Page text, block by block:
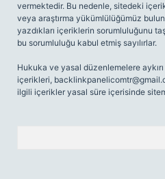
vermektedir. Bu nedenle, sitedeki
veya araştırma yükümlülüğümüz
yazdıkları içeriklerin sorumluluğunu
bu sorumluluğu kabul etmiş sayılırlar.
Hukuka ve yasal düzenlemelere
içerikleri,
ilgili içerikler yasal süre içerisinde